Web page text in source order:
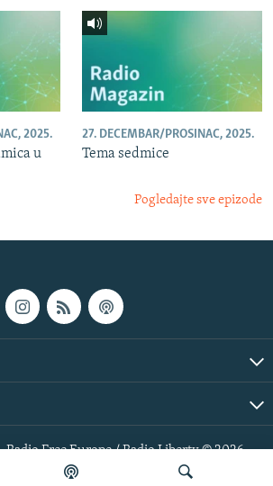
2025.
u
27. DECEMBAR/PROSINAC, 2025.
Tema sedmice
Pogledajte sve epizode
Radio Free Europe / Radio Liberty © 2026